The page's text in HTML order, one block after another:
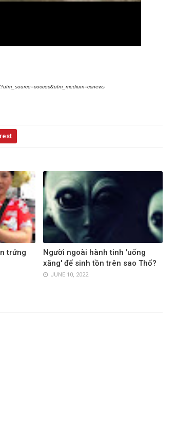
trứng
Người ngoài hành tinh 'uống
xăng' để sinh tồn trên sao Thổ?
JUNE 10, 2022